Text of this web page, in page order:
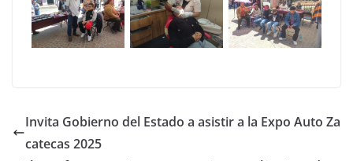
Invita Gobierno del Estado a asistir a la Expo Auto Za
catecas 2025